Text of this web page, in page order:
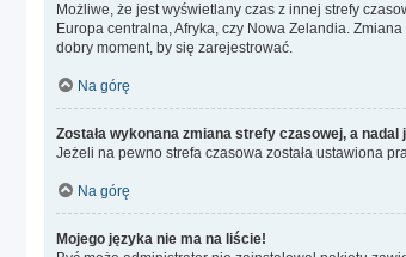
Możliwe, że jest wyświetlany czas z innej strefy
Europa centralna, Afryka, czy Nowa Zelandia.
dobry moment, by się zarejestrować.
Na górę
Została wykonana zmiana strefy czasowej, a
Jeżeli na pewno strefa czasowa została ustawiona
Na górę
Mojego języka nie ma na liście!